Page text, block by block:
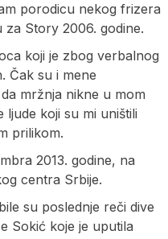
porodicu nekog frizera
za Story 2006. godine.
koji je zbog verbalnog
Čak su i mene
mržnja nikne u mom
ljude koji su mi uništili
prilikom.
2013. godine, na
centra Srbije.
su poslednje reči dive
Sokić koje je uputila